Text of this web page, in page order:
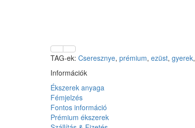
TAG-ek: Cseresznye, prémium, ezüst, gyerek,
Információk
Ékszerek anyaga
Fémjelzés
Fontos információ
Prémium ékszerek